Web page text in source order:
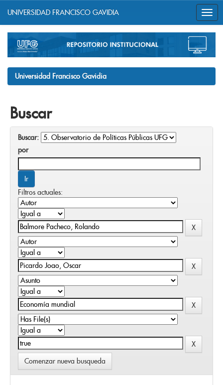
navigation
UNIVERSIDAD FRANCISCO GAVIDIA
Universidad Francisco Gavidia
Buscar
Buscar:
por
Filtros actuales:
Comenzar nueva busqueda